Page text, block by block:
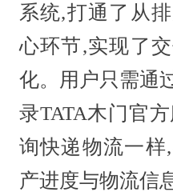
系统,打通了从
心环节,实现了
化。用户只需通
录TATA木门官
询快递物流一样
产进度与物流信